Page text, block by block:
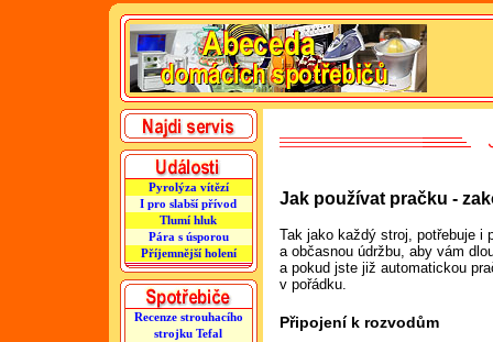
Pyrolýza vítězí
I pro slabší přívod
Tlumí hluk
Pára s úsporou
Příjemnější holení
Recenze strouhacího
strojku Tefal
Jak používat pračku -
Tak jako každý stroj, potřebuje i
a občasnou údržbu, aby vám
a pokud jste již automatickou
v pořádku.
Připojení k rozvodům